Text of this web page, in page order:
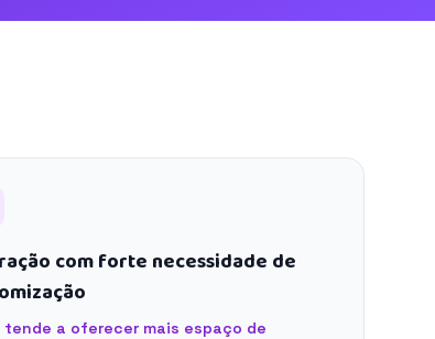
com forte necessidade de
tende a oferecer mais espaço de